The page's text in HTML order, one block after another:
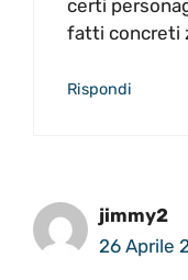
certi
fatti concreti
Rispondi
jimmy2
26 Aprile